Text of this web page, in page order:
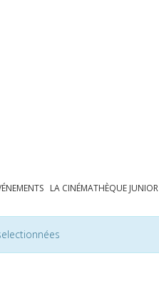
LA CINÉMATHÈQUE JUNIOR